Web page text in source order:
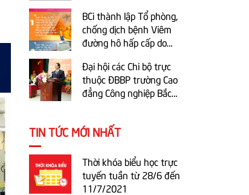
BCi thành lập Tổ phòng,
chống dịch bệnh Viêm
đường hô hấp cấp do
Corona gây ra
Đại hội các Chi bộ trực
thuộc ĐBBP trường Cao
đẳng Công nghiệp Bắc
TIN TỨC MỚI NHẤT
Thời khóa biểu học trực
tuyến tuần từ 28/6 đến
11/7/2021